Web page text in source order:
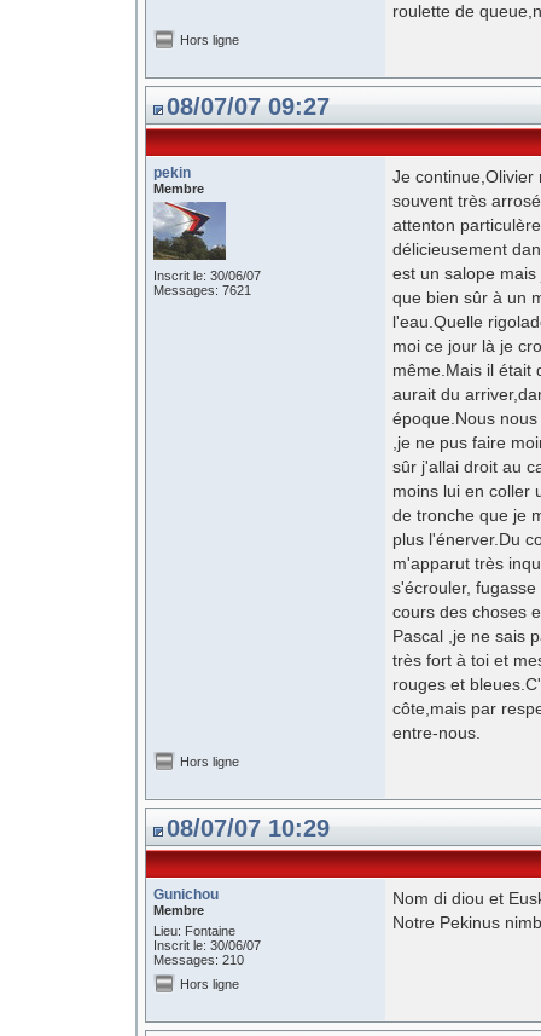
roulette de
Hors ligne
08/07/07 09:27
pekin
Membre
Inscrit le: 30/06/07
Messages: 7621
Je continue,Olivier
souvent très
attenton
délicieusement
est un salope
que bien sûr à un
l'eau.Quelle
moi ce jour là je
même.Mais il était
aurait du
époque.Nous
,je ne pus faire
sûr j'allai droit au
moins lui en coller
de tronche que je
plus l'énerver.Du
m'apparut très
s'écrouler,
cours des choses
Pascal ,je ne sais
très fort à toi et
rouges et
côte,mais par
entre-nous.
Hors ligne
08/07/07 10:29
Gunichou
Membre
Lieu: Fontaine
Inscrit le: 30/06/07
Messages: 210
Nom di diou et
Notre Pekinus
Hors ligne